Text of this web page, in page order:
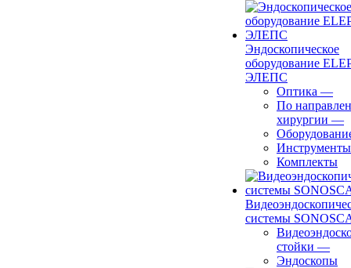
Эндоскопическое
оборудование
ЭЛЕПС
Оптика —
По
хирургии —
Инструменты
Комплекты
системы
стойки —
Эндоскопы